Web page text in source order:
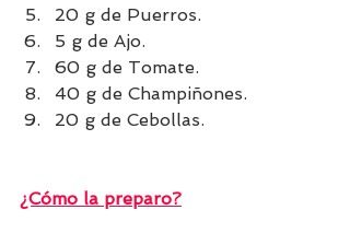
20 g de Puerros.
5 g de Ajo.
60 g de Tomate.
40 g de Champiñones.
20 g de Cebollas.
¿Cómo la preparo?